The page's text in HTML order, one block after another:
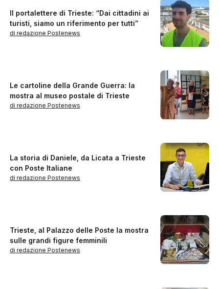
Il portalettere di Trieste: “Dai cittadini ai
turisti, siamo un riferimento per tutti”
di redazione Postenews
Le cartoline della Grande Guerra: la
mostra al museo postale di Trieste
di redazione Postenews
La storia di Daniele, da Licata a Trieste
con Poste Italiane
di redazione Postenews
Trieste, al Palazzo delle Poste la mostra
sulle grandi figure femminili
di redazione Postenews